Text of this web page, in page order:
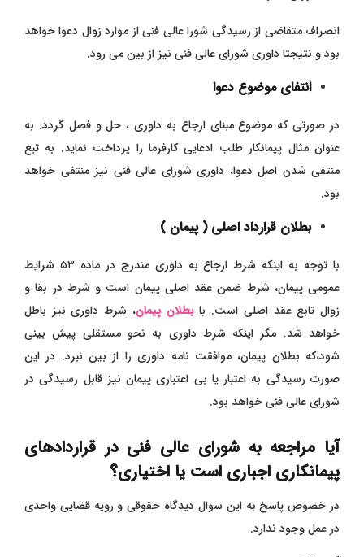
انصراف متقاضی از رسیدگی شورا عالی فنی از موارد زوال دعوا خواهد
بود و نتیجتا داوری شورای عالی فنی نیز از بین می رود.
انتفای موضوع دعوا
در صورتی که موضوع مبنای ارجاع به داوری ، حل و فصل گردد. به
عنوان مثال پیمانکار طلب ادعایی کارفرما را پرداخت نماید. به تبع
منتفی شدن اصل دعوا، داوری شورای عالی فنی نیز منتفی خواهد
بود.
بطلان قرارداد اصلی ( پیمان )
با توجه به اینکه شرط ارجاع به داوری مندرج در ماده ۵۳ شرایط
عمومی پیمان، شرط ضمن عقد اصلی پیمان است و شرط در بقا و
زوال تابع عقد اصلی است. بابطلان پیمان، شرط داوری نیز باطل
خواهد شد. مگر اینکه شرط داوری به نحو مستقلی پیش بینی
شود،که بطلان پیمان‌، موافقت نامه داوری را از بین نبرد. در این
صورت رسیدگی به اعتبار یا بی اعتباری پیمان نیز قابل رسیدگی در
شورای عالی فنی خواهد بود.
آیا مراجعه به شورای عالی فنی در قراردادهای
پیمانکاری اجباری است یا اختیاری؟
در خصوص پاسخ به این سوال دیدگاه حقوقی و رویه قضایی واحدی
در عمل وجود ندارد.